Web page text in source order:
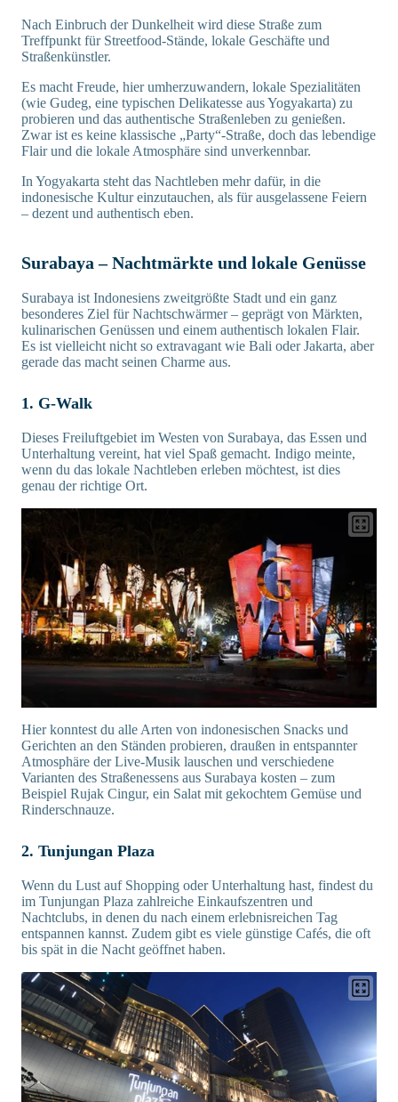
Nach Einbruch der Dunkelheit wird diese Straße zum
Treffpunkt für Streetfood-Stände, lokale Geschäfte und
Straßenkünstler.
Es macht Freude, hier umherzuwandern, lokale Spezialitäten
(wie Gudeg, eine typischen Delikatesse aus Yogyakarta) zu
probieren und das authentische Straßenleben zu genießen.
Zwar ist es keine klassische „Party“-Straße, doch das lebendige
Flair und die lokale Atmosphäre sind unverkennbar.
In Yogyakarta steht das Nachtleben mehr dafür, in die
indonesische Kultur einzutauchen, als für ausgelassene Feiern
– dezent und authentisch eben.
Surabaya – Nachtmärkte und lokale Genüsse
Surabaya ist Indonesiens zweitgrößte Stadt und ein ganz
besonderes Ziel für Nachtschwärmer – geprägt von Märkten,
kulinarischen Genüssen und einem authentisch lokalen Flair.
Es ist vielleicht nicht so extravagant wie Bali oder Jakarta, aber
gerade das macht seinen Charme aus.
1. G-Walk
Dieses Freiluftgebiet im Westen von Surabaya, das Essen und
Unterhaltung vereint, hat viel Spaß gemacht. Indigo meinte,
wenn du das lokale Nachtleben erleben möchtest, ist dies
genau der richtige Ort.
Hier konntest du alle Arten von indonesischen Snacks und
Gerichten an den Ständen probieren, draußen in entspannter
Atmosphäre der Live-Musik lauschen und verschiedene
Varianten des Straßenessens aus Surabaya kosten – zum
Beispiel Rujak Cingur, ein Salat mit gekochtem Gemüse und
Rinderschnauze.
2. Tunjungan Plaza
Wenn du Lust auf Shopping oder Unterhaltung hast, findest du
im Tunjungan Plaza zahlreiche Einkaufszentren und
Nachtclubs, in denen du nach einem erlebnisreichen Tag
entspannen kannst. Zudem gibt es viele günstige Cafés, die oft
bis spät in die Nacht geöffnet haben.